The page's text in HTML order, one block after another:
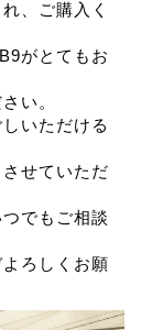
、ご購入く
がとてもお
い。
いただける
せていただ
でもご相談
ろしくお願